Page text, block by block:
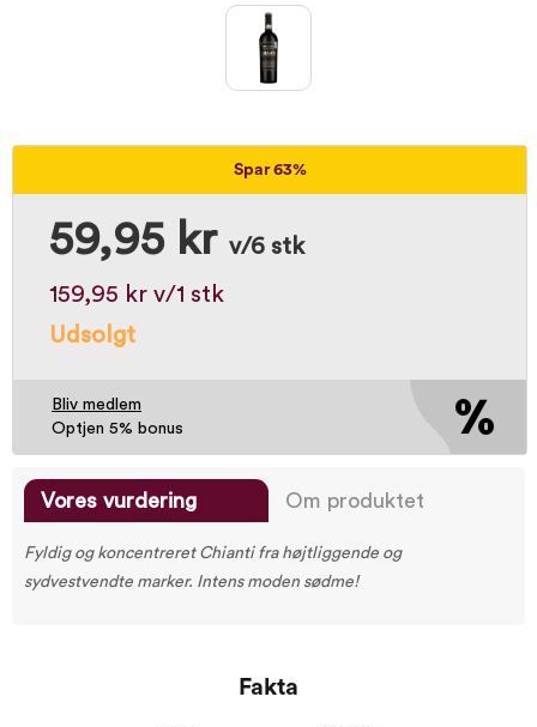
Spar 63%
59,95 kr v/6 stk
159,95 kr v/1 stk
Udsolgt
Bliv medlem
Optjen 5% bonus
Vores vurdering Om produktet
Fyldig og koncentreret Chianti fra højtliggende og
sydvestvendte marker. Intens moden sødme!
Fakta